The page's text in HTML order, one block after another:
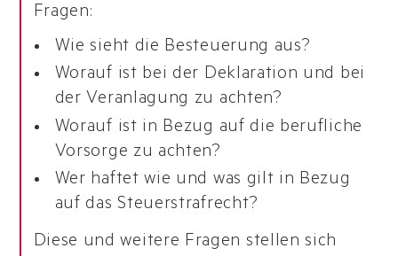
Fragen:
Wie sieht die Besteuerung aus?
Worauf ist bei der Deklaration und bei
der Veranlagung zu achten?
Worauf ist in Bezug auf die berufliche
Vorsorge zu achten?
Wer haftet wie und was gilt in Bezug
auf das Steuerstrafrecht?
Diese und weitere Fragen stellen sich